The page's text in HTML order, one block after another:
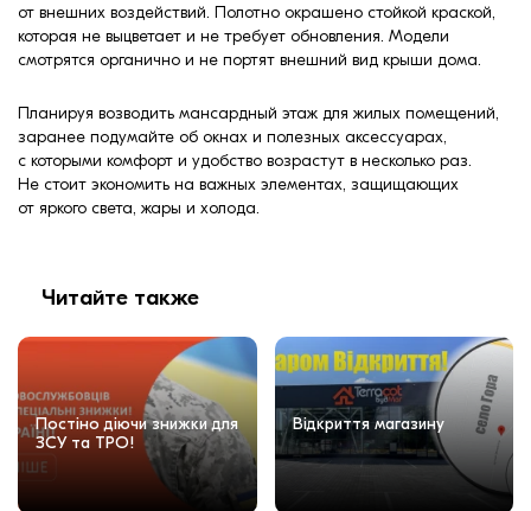
от внешних воздействий. Полотно окрашено стойкой краской,
которая не выцветает и не требует обновления. Модели
смотрятся органично и не портят внешний вид крыши дома.
Планируя возводить мансардный этаж для жилых помещений,
заранее подумайте об окнах и полезных аксессуарах,
с которыми комфорт и удобство возрастут в несколько раз.
Не стоит экономить на важных элементах, защищающих
от яркого света, жары и холода.
Читайте также
Постіно діючи знижки для
ЗСУ та ТРО!
Відкриття магазину